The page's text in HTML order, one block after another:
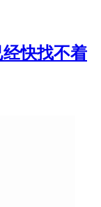
快找不着